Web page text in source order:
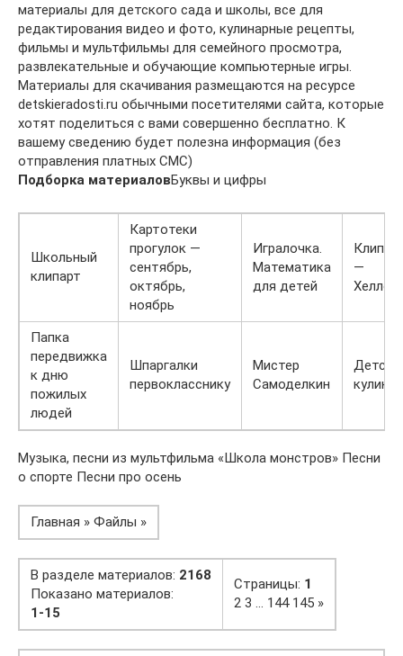
материалы для детского сада и школы, все для
редактирования видео и фото, кулинарные рецепты,
фильмы и мультфильмы для семейного просмотра,
развлекательные и обучающие компьютерные игры.
Материалы для скачивания размещаются на ресурсе
detskieradosti.ru обычными посетителями сайта, которые
хотят поделиться с вами совершенно бесплатно. К
вашему сведению будет полезна информация (без
отправления платных СМС)
Подборка материаловБуквы и цифры
Школьный
клипарт
Картотеки
прогулок —
сентябрь,
октябрь,
ноябрь
Игралочка.
Математика
для детей
—
Папка
передвижка
к дню
пожилых
людей
Шпаргалки
первокласснику
Мистер
Самоделкин
Музыка, песни из мультфильма «Школа монстров» Песни
о спорте Песни про осень
Главная » Файлы »
В разделе материалов: 2168
Показано материалов:
1-15
Страницы: 1
2 3 … 144 145 »